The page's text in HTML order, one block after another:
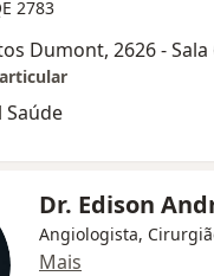
2783
Saúde
Dr. Edison
Angiologista,
Mais